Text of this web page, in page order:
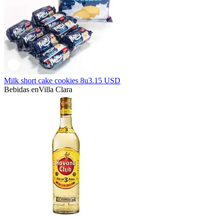
Milk short cake cookies 8u3.15 USD
Bebidas enVilla Clara